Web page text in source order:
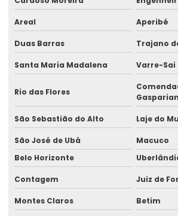
Manutenção preventiva ponte rolante itajaí
Manutenção preventiva ponte rolante
Manutenção preventiva ponte rolante
Manutenção preventiva de ponte rolante
Manutenção preventiva de ponte rolante
Manutenção preventiva ponte rolante rio do
Manutenção preventiva de ponte rolante
Manutenção preventiva ponte rolante são
Manutenção preventiva de ponte rolante
Areal Aperibé
Duas Barras Trajano
Santa Maria Madalena Varre-Sai
Rio das Flores
Gasparian
São Sebastião do Alto Laje do
São José de Ubá
Macuco
Belo Horizonte
Contagem Juiz de
Montes Claros Betim